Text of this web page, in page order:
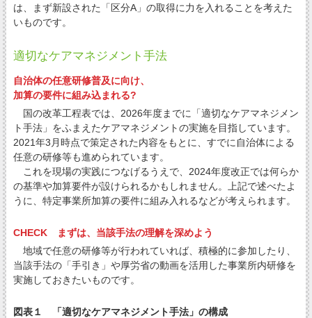
は、まず新設された「区分A」の取得に力を入れることを考えた
いものです。
適切なケアマネジメント手法
自治体の任意研修普及に向け、
加算の要件に組み込まれる?
国の改革工程表では、2026年度までに「適切なケアマネジメン
ト手法」をふまえたケアマネジメントの実施を目指しています。
2021年3月時点で策定された内容をもとに、すでに自治体による
任意の研修等も進められています。
これを現場の実践につなげるうえで、2024年度改正では何らか
の基準や加算要件が設けられるかもしれません。上記で述べたよ
うに、特定事業所加算の要件に組み入れるなどが考えられます。
CHECK まずは、当該手法の理解を深めよう
地域で任意の研修等が行われていれば、積極的に参加したり、
当該手法の「手引き」や厚労省の動画を活用した事業所内研修を
実施しておきたいものです。
図表１ 「適切なケアマネジメント手法」の構成